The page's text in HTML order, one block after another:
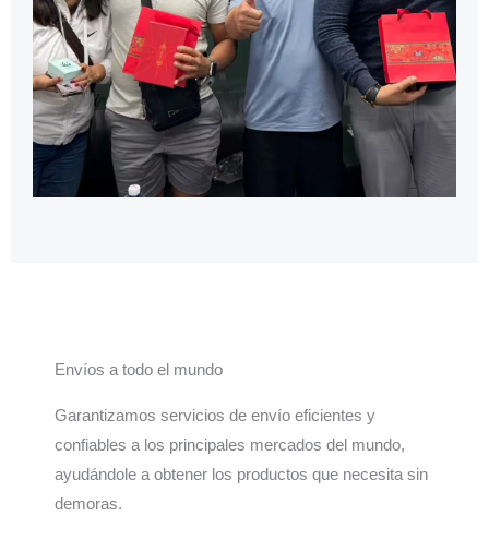
Envíos a todo el mundo
Garantizamos servicios de envío eficientes y
confiables a los principales mercados del mundo,
ayudándole a obtener los productos que necesita sin
demoras.